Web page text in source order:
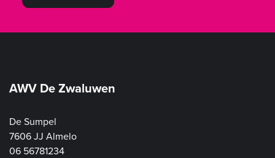
AWV De Zwaluwen
De Sumpel
7606 JJ Almelo
06 56781234